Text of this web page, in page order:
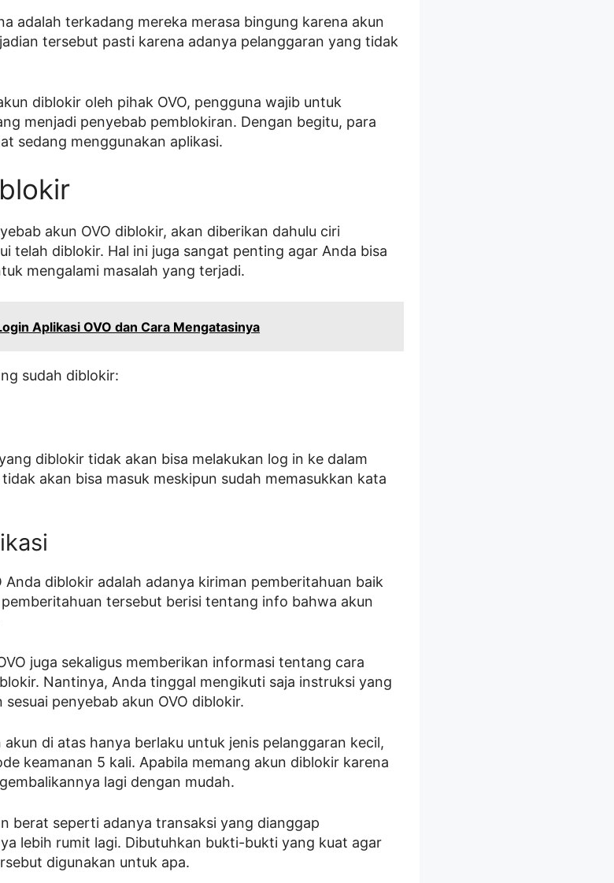
adalah terkadang mereka merasa bingung karena akun
tersebut pasti karena adanya pelanggaran yang tidak
diblokir oleh pihak OVO, pengguna wajib untuk
menjadi penyebab pemblokiran. Dengan begitu, para
sedang menggunakan aplikasi.
akun OVO diblokir, akan diberikan dahulu ciri
telah diblokir. Hal ini juga sangat penting agar Anda bisa
mengalami masalah yang terjadi.
Aplikasi OVO dan Cara Mengatasinya
sudah diblokir:
diblokir tidak akan bisa melakukan log in ke dalam
akan bisa masuk meskipun sudah memasukkan kata
Anda diblokir adalah adanya kiriman pemberitahuan baik
tersebut berisi tentang info bahwa akun
juga sekaligus memberikan informasi tentang cara
Nantinya, Anda tinggal mengikuti saja instruksi yang
penyebab akun OVO diblokir.
di atas hanya berlaku untuk jenis pelanggaran kecil,
keamanan 5 kali. Apabila memang akun diblokir karena
lagi dengan mudah.
berat seperti adanya transaksi yang dianggap
lebih rumit lagi. Dibutuhkan bukti-bukti yang kuat agar
digunakan untuk apa.